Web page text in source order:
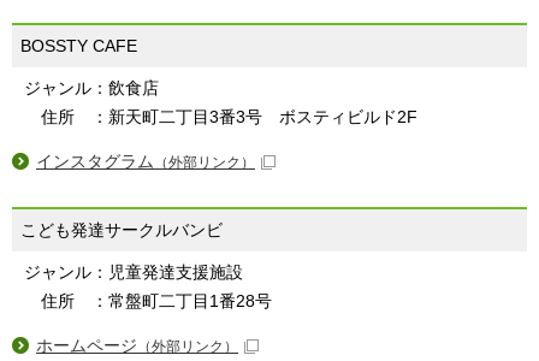
BOSSTY CAFE
ジャンル：飲食店
住所 ：新天町二丁目3番3号 ボスティビルド2F
インスタグラム （外部リンク）
こども発達サークルバンビ
ジャンル：児童発達支援施設
住所 ：常盤町二丁目1番28号
ホームページ （外部リンク）